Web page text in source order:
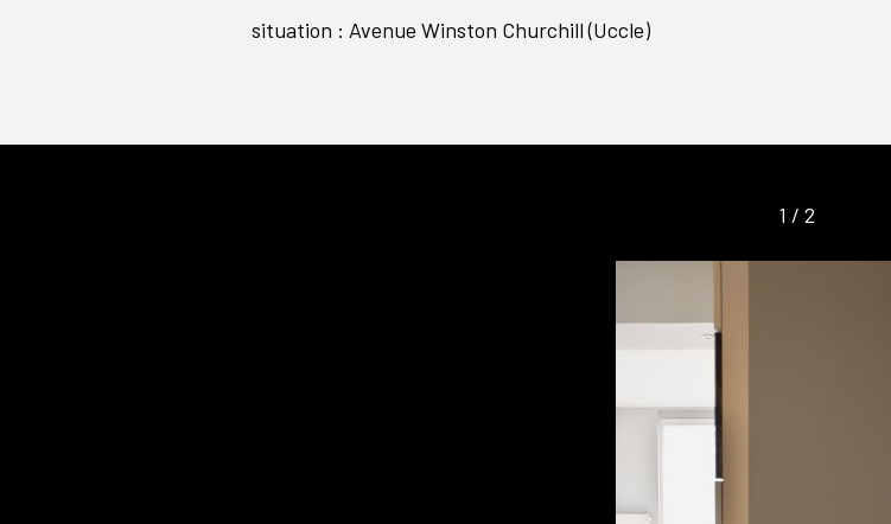
situation : Avenue Winston Churchill (Uccle)
1 /2